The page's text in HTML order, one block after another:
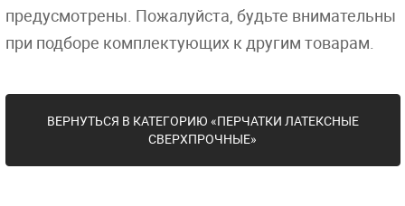
предусмотрены. Пожалуйста, будьте внимательны
при подборе комплектующих к другим товарам.
ВЕРНУТЬСЯ В КАТЕГОРИЮ «ПЕРЧАТКИ ЛАТЕКСНЫЕ
СВЕРХПРОЧНЫЕ»